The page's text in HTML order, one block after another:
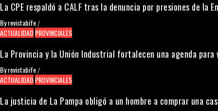
La CPE respaldó a CALF tras la denuncia por presiones de la
Byrevistabife /
ACTUALIDAD PROVINCIALES
La Provincia y la Unión Industrial fortalecen una agenda para
Byrevistabife /
ACTUALIDAD PROVINCIALES
La justicia de La Pampa obligó a un hombre a comprar una